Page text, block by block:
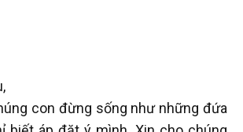
con đừng sống như những đứa